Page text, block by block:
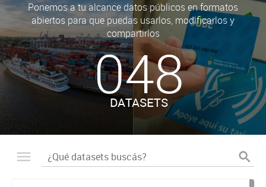
Ponemos a tu alcance datos públicos en formatos
abiertos para que puedas usarlos, modificarlos y
compartirlos
048
DATASETS